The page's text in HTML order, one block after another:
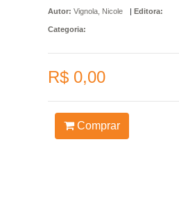
Autor: Vignola, Nicole | Editora:
Categoria:
R$ 0,00
Comprar